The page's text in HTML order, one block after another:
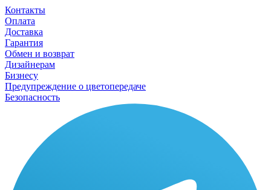
Контакты
Оплата
Доставка
Гарантия
Обмен и возврат
Дизайнерам
Бизнесу
Предупреждение о цветопередаче
Безопасность